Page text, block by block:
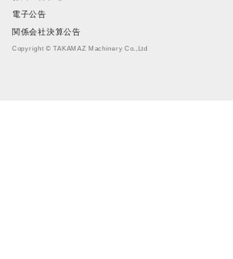
電子公告
関係会社決算公告
Copyright © TAKAMAZ Machinery Co.,Ltd